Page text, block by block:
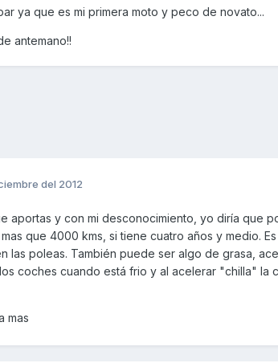
ya que es mi primera moto y peco de novato...
antemano!!
del 2012
aportas y con mi desconocimiento, yo diría que
que 4000 kms, si tiene cuatro años y medio.
las poleas. También puede ser algo de grasa,
coches cuando está frio y al acelerar "chilla" la
mas